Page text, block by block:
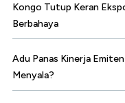
Kongo Tutup Keran
Berbahaya
Adu Panas Kinerja
Menyala?